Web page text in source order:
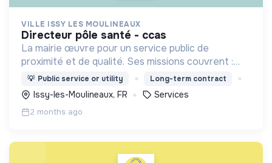
VILLE ISSY LES MOULINEAUX
directeur pôle santé - ccas
La mairie œuvre pour un service public de
proximité et de qualité. Ses missions couvrent :
l'enfance, l’action sociale, la culture, la sécurité,
l’aménagement urbain, la transition numérique etc.
💡 Public service or utility Long-term contract
Issy-les-Moulineaux, FR Services
2 months ago